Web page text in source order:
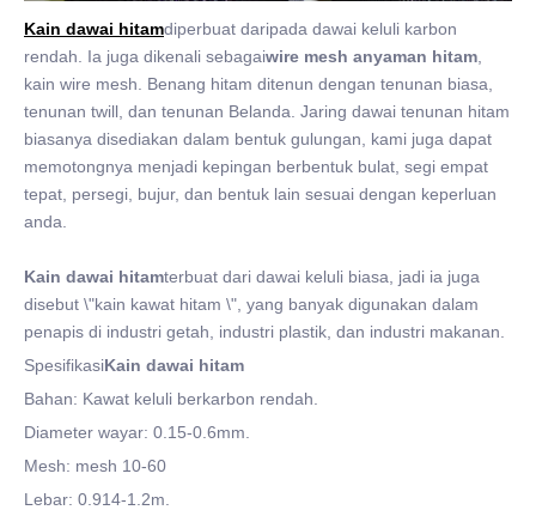
Kain dawai hitamdiperbuat daripada dawai keluli karbon
rendah. Ia juga dikenali sebagaiwire mesh anyaman hitam
kain wire mesh. Benang hitam ditenun dengan tenunan biasa,
tenunan twill, dan tenunan Belanda. Jaring dawai tenunan hitam
biasanya disediakan dalam bentuk gulungan, kami juga dapat
memotongnya menjadi kepingan berbentuk bulat, segi empat
tepat, persegi, bujur, dan bentuk lain sesuai dengan keperluan
anda.
Kain dawai hitamterbuat dari dawai keluli biasa, jadi ia juga
disebut \"kain kawat hitam \", yang banyak digunakan dalam
penapis di industri getah, industri plastik, dan industri makanan.
SpesifikasiKain dawai hitam
Bahan: Kawat keluli berkarbon rendah.
Diameter wayar: 0.15-0.6mm.
Mesh: mesh 10-60
Lebar: 0.914-1.2m.